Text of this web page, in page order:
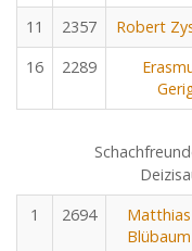
11 2357 Robert
16
2289
1
2694
Matthias
Blübaum